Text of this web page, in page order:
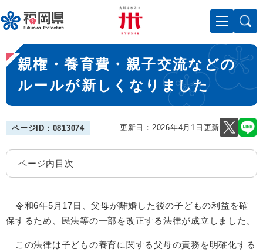
ー
ジ
先
頭
。
メニューを飛ばして本文へ
本
文
親権・養育費・親子交流などの
ルールが新しくなりました
ページID：0813074 更新日：2026年4月1日更新
ページ内目次
令和6年5月17日、父母が離婚した後の子どもの利益を確
保するため、民法等の一部を改正する法律が成立しました。
この法律は子どもの養育に関する父母の責務を明確化する